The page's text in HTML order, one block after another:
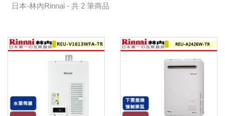
日本-林內Rinnai - 共 2 筆商品